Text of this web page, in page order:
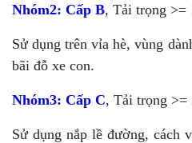
Nhóm2: Cấp B, Tải trọng >=
Sử dụng trên vỉa hè, vùng
bãi đỗ xe con.
Nhóm3: Cấp C, Tải trọng >=
Sử dụng nắp lề đường, cách